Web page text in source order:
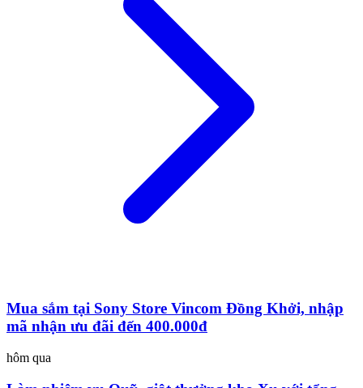
Mua sắm tại Sony Store Vincom Đồng Khởi, nhập
mã nhận ưu đãi đến 400.000đ
hôm qua